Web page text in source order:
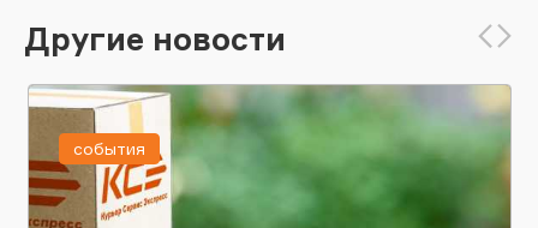
Другие новости
события